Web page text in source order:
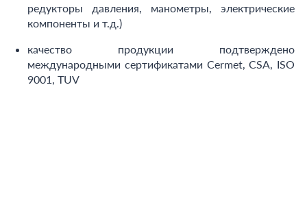
редукторы давления, манометры, электрические
компоненты и т.д.)
качество продукции подтверждено
международными сертификатами Cermet, CSA, ISO
9001, TUV